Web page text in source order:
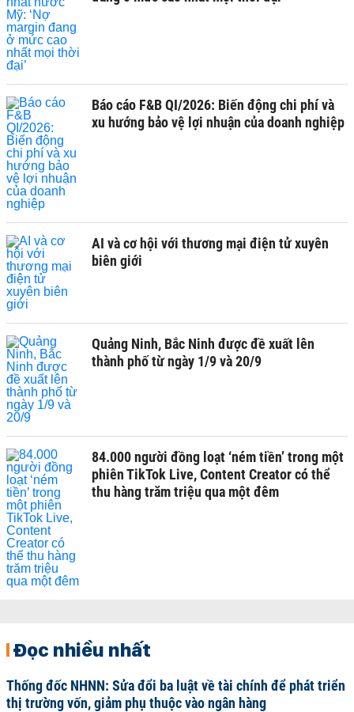
Báo cáo F&B QI/2026: Biến động chi phí và
xu hướng bảo vệ lợi nhuận của doanh nghiệp
AI và cơ hội với thương mại điện tử xuyên
biên giới
Quảng Ninh, Bắc Ninh được đề xuất lên
thành phố từ ngày 1/9 và 20/9
84.000 người đồng loạt ‘ném tiền’ trong một
phiên TikTok Live, Content Creator có thể
thu hàng trăm triệu qua một đêm
Đọc nhiều nhất
Thống đốc NHNN: Sửa đổi ba luật về tài chính để phát triển
thị trường vốn, giảm phụ thuộc vào ngân hàng